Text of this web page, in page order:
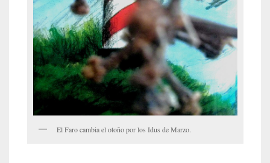
El Faro cambia el otoño por los Idus de Marzo.